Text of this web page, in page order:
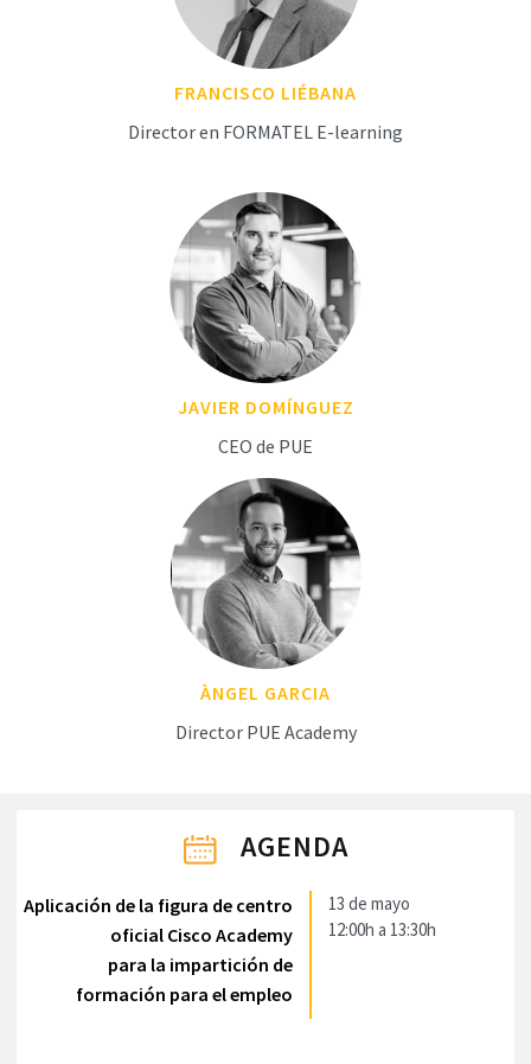
FRANCISCO LIÉBANA
Director en FORMATEL E-learning
JAVIER DOMÍNGUEZ
CEO de PUE
ÀNGEL GARCIA
Director PUE Academy
AGENDA
Aplicación de la figura de centro
oficial Cisco Academy
para la impartición de
formación para el empleo
13 de mayo
12:00h a 13:30h